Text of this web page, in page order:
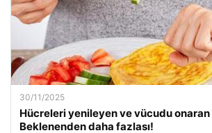
30/11/2025
Hücreleri yenileyen ve vücudu onaran
Beklenenden daha fazlası!